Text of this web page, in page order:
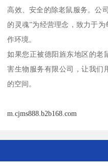
高效、安全的除老鼠服务。公
的灵魂”为经营理念，致力于
作环境。
如果您正被德阳旌东地区的老
害生物服务有限公司，让我们
的空间。
m.cjms888.b2b168.com